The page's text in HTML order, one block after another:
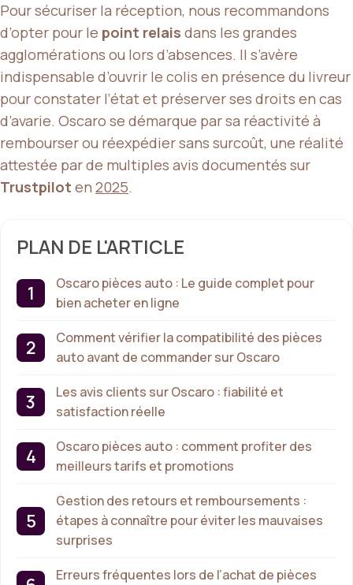
Pour sécuriser la réception, nous recommandons
d’opter pour le point relais dans les grandes
agglomérations ou lors d’absences. Il s’avère
indispensable d’ouvrir le colis en présence du livreur
pour constater l’état et préserver ses droits en cas
d’avarie. Oscaro se démarque par sa réactivité à
rembourser ou réexpédier sans surcoût, une réalité
attestée par de multiples avis documentés sur
Trustpilot en 2025.
PLAN DE L'ARTICLE
Oscaro pièces auto : Le guide complet pour
bien acheter en ligne
Comment vérifier la compatibilité des pièces
auto avant de commander sur Oscaro
Les avis clients sur Oscaro : fiabilité et
satisfaction réelle
Oscaro pièces auto : comment profiter des
meilleurs tarifs et promotions
Gestion des retours et remboursements :
étapes à connaître pour éviter les mauvaises
surprises
Erreurs fréquentes lors de l’achat de pièces